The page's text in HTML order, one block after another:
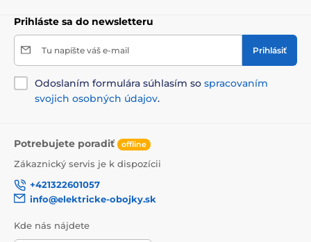
Prihláste sa do newsletteru
Tu napíšte váš e-mail Prihlásiť
Odoslaním formulára súhlasím so spracovaním
svojich osobných údajov.
Potrebujete poradiť offline
Zákaznický servis je k dispozícii
+421322601057
info@elektricke-obojky.sk
Kde nás nájdete